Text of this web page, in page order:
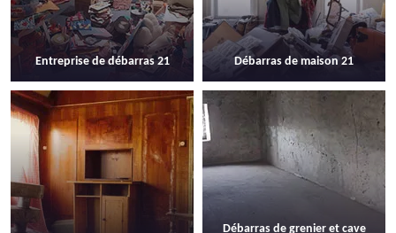
Entreprise de débarras 21 Débarras de maison 21
Débarras de grenier et cave